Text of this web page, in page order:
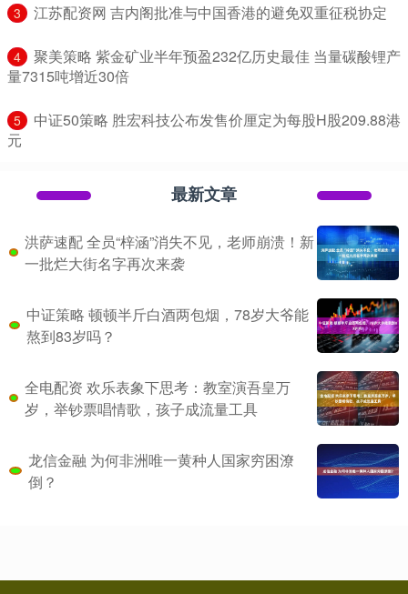
3 ​江苏配资网 吉内阁批准与中国香港的避免双重征税协定
4
​聚美策略 紫金矿业半年预盈232亿历史最佳 当量碳酸锂产
量7315吨增近30倍
5
​中证50策略 胜宏科技公布发售价厘定为每股H股209.88港
元
最新文章
洪萨速配 全员“梓涵”消失不见，老师崩溃！新
一批烂大街名字再次来袭
中证策略 顿顿半斤白酒两包烟，78岁大爷能
熬到83岁吗？
全电配资 欢乐表象下思考：教室演吾皇万
岁，举钞票唱情歌，孩子成流量工具
龙信金融 为何非洲唯一黄种人国家穷困潦
倒？